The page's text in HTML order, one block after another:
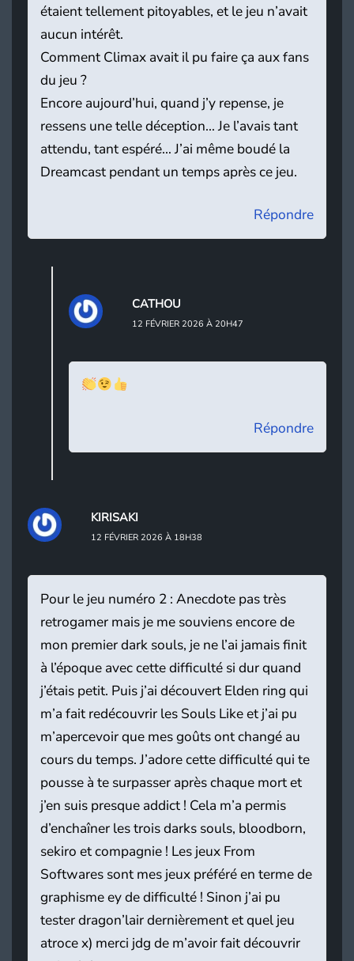
étaient tellement pitoyables, et le jeu n’avait
aucun intérêt.
Comment Climax avait il pu faire ça aux fans
du jeu ?
Encore aujourd’hui, quand j’y repense, je
ressens une telle déception… Je l’avais tant
attendu, tant espéré… J’ai même boudé la
Dreamcast pendant un temps après ce jeu.
Répondre
CATHOU
12 FÉVRIER 2026 À 20H47
Répondre
KIRISAKI
12 FÉVRIER 2026 À 18H38
Pour le jeu numéro 2 : Anecdote pas très
retrogamer mais je me souviens encore de
mon premier dark souls, je ne l’ai jamais finit
à l’époque avec cette difficulté si dur quand
j’étais petit. Puis j’ai découvert Elden ring qui
m’a fait redécouvrir les Souls Like et j’ai pu
m’apercevoir que mes goûts ont changé au
cours du temps. J’adore cette difficulté qui te
pousse à te surpasser après chaque mort et
j’en suis presque addict ! Cela m’a permis
d’enchaîner les trois darks souls, bloodborn,
sekiro et compagnie ! Les jeux From
Softwares sont mes jeux préféré en terme de
graphisme ey de difficulté ! Sinon j’ai pu
tester dragon’lair dernièrement et quel jeu
atroce x) merci jdg de m’avoir fait découvrir